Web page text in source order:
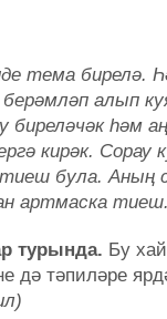
тема бирелә.
алып
биреләчәк һәм
кирәк. Сорау
тиеш була. Аның
артмаска
турында. Бу
дә тәпиләре